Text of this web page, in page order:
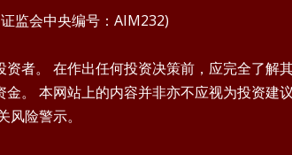
监会中央编号：AIM232)
者。 在作出任何投资决策前，应完全了
。 本网站上的内容并非亦不应视为投资
险警示。